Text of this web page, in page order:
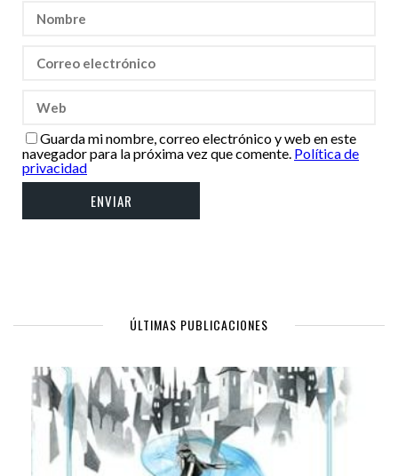
Guarda mi nombre, correo electrónico y web en este
navegador para la próxima vez que comente. Política de
privacidad
ÚLTIMAS PUBLICACIONES